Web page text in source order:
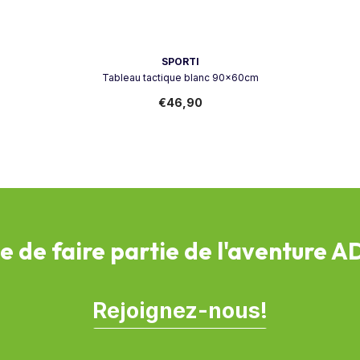
SPORTI
Tableau tactique blanc 90x60cm
€46,90
de faire partie de l'aventure
Rejoignez-nous!